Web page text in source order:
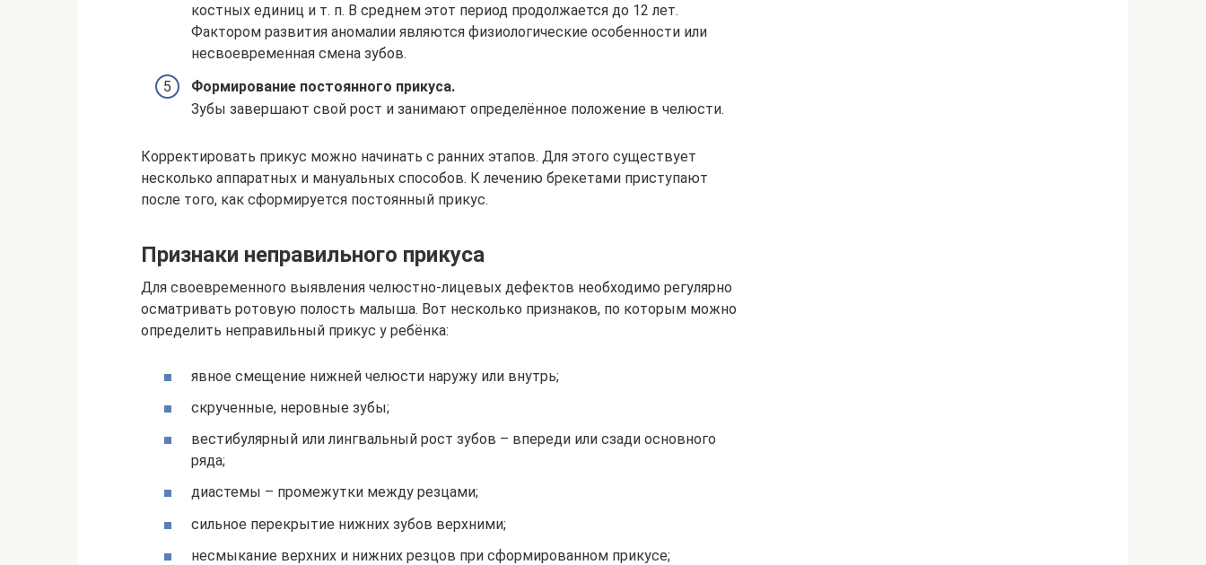
костных единиц и т. п. В среднем этот период продолжается до 12 лет.
Фактором развития аномалии являются физиологические особенности или
несвоевременная смена зубов.
Формирование постоянного прикуса.
Зубы завершают свой рост и занимают определённое положение в челюсти.
Корректировать прикус можно начинать с ранних этапов. Для этого существует
несколько аппаратных и мануальных способов. К лечению брекетами приступают
после того, как сформируется постоянный прикус.
Признаки неправильного прикуса
Для своевременного выявления челюстно-лицевых дефектов необходимо регулярно
осматривать ротовую полость малыша. Вот несколько признаков, по которым можно
определить неправильный прикус у ребёнка:
явное смещение нижней челюсти наружу или внутрь;
скрученные, неровные зубы;
вестибулярный или лингвальный рост зубов – впереди или сзади основного
ряда;
диастемы – промежутки между резцами;
сильное перекрытие нижних зубов верхними;
несмыкание верхних и нижних резцов при сформированном прикусе;